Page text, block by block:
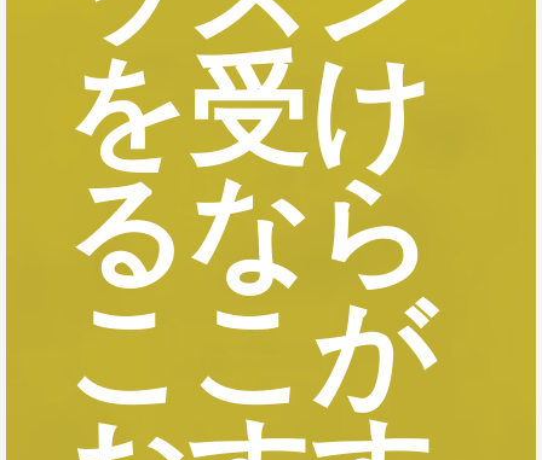
を受け
るなら
ここが